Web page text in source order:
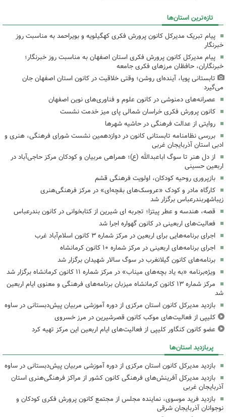
تازه‌ترین استان‌ها
پیام تبریک مدیرکل کانون پرورش فکری کهگیلویه و بویراحمد به مناسبت روز
خبرنگار
پیام مدیرکل کانون پرورش فکری استان اصفهان به مناسبت روز خبرنگار؛
خبرنگاران، حافظان مرزهای فکری جامعه
تابستانی پویا، آینده‌ای روشن؛ وقتی خلاقیت در کانون استان اصفهان جان
می‌گیرد
عصرانه‌های دمنوشی در کانون علوم و فناوری‌های نوین اصفهان
کانون پرورش فکری خراسان شمالی پای میز خدمت نشست
روایتی از عدالت فرهنگی در حاشیه شهرها
بررسی نظامنامه تابستانی کانون در دوازدهمین نشست شورای فرهنگی، هنری و
ادبی استان آذربایجان غربی
از دل هنر تا سوگ اباعبدالله (ع)؛ همراهی مربیان و کودکان مرکز حاجی‌آباد در
اربعین حسینی
بازپروری روحیه کودکان، اولویت فرهنگی قشم
کارگاه مادر و کودک «عروسک‌های بقچه‌ای» در مرکز فرهنگی‌هنری
زیباشهربندرعباس برگزار شد
قصه، هندسه و عطر پیتزا؛ تجربه ای شیرین از کتابخوانی در کانون بندرعباس
فعالیت‌های اربعینی در کانون گهواره اجرا شد
اجرای برنامه‌هایی برای اربعین در مرکز شماره ۳ کانون اسلام‌آباد غرب
اجرای برنامه‌های اربعینی در مرکز شماره ۱۰ کانون کرمانشاه
برنامه‌های کانون گیلانغرب در سوگ سالار شهیدان برگزار شد
ویژه‌برنامه «به یاد بچه‌های میناب» در مرکز شماره ۱۱ کانون کرمانشاه برگزار شد
مرکز شماره ۱۳ کانون کرمانشاه میزبان برنامه‌های فرهنگی و معنوی ایام اربعین
شد
بازدید مدیرکل کانون استان مرکزی از دوره آموزشی مربیان پیش‌دبستانی در ساوه
کلیپی از فعالیت‌های موکب کانون قصرشیرین در مرز خسروی
عضو کانون کنگاور کلیپی از فعالیت‌های ایام اربعین این مرکز تهیه کرد
پربازدید استان‌ها
بازدید مدیرکل کانون استان مرکزی از دوره آموزشی مربیان پیش‌دبستانی در ساوه
بازدید مدیرکل آفرینش‌های فرهنگی کانون کشور از مراکز فرهنگی‌هنری استان
آذربایجان غربی
بازدید فرید موسوی، نماینده مجلس از مجتمع کانون پرورش فکری کودکان و
نوجوانان آذربایجان شرقی